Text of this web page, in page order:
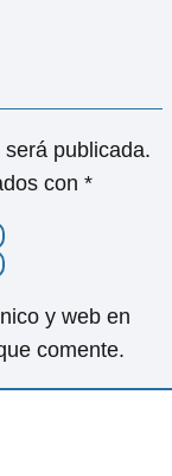
publicada.
con *
y web en
comente.